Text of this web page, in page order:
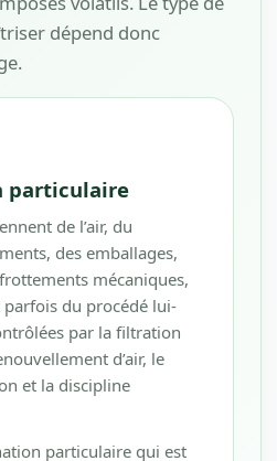
dépend donc
particulaire
de l’air, du
des emballages,
mécaniques,
du procédé lui-
par la filtration
d’air, le
et la discipline
particulaire qui est